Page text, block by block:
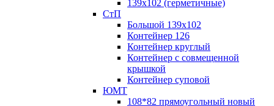
139х102 (герметичные)
СтП
Большой 139х102
Контейнер 126
Контейнер круглый
Контейнер с совмещенной
крышкой
Контейнер суповой
ЮМТ
108*82 прямоугольный новый